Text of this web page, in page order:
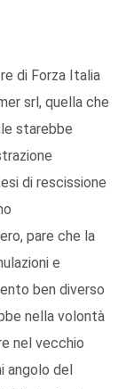
di Forza Italia
srl, quella che
starebbe
di rescissione
pare che la
e
ben diverso
nella volontà
nel vecchio
angolo del